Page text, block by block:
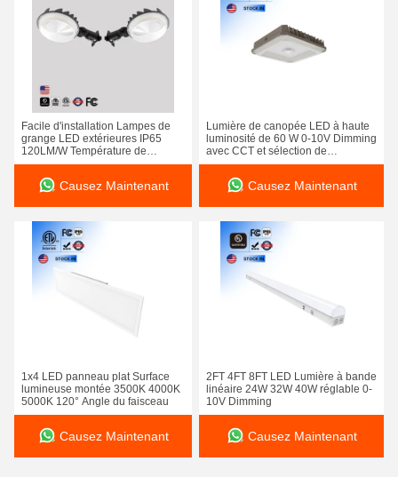
Facile d'installation Lampes de
grange LED extérieures IP65
120LM/W Température de
couleur 5000K
Causez Maintenant
Lumière de canopée LED à haute
luminosité de 60 W 0-10V Dimming
avec CCT et sélection de
puissance
Causez Maintenant
1x4 LED panneau plat Surface
lumineuse montée 3500K 4000K
5000K 120° Angle du faisceau
Causez Maintenant
2FT 4FT 8FT LED Lumière à bande
linéaire 24W 32W 40W réglable 0-
10V Dimming
Causez Maintenant